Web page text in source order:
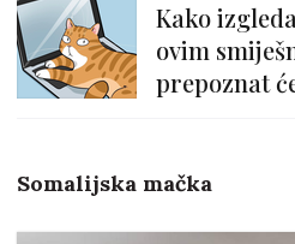
Kako
ovim
prepoznat
Somalijska mačka